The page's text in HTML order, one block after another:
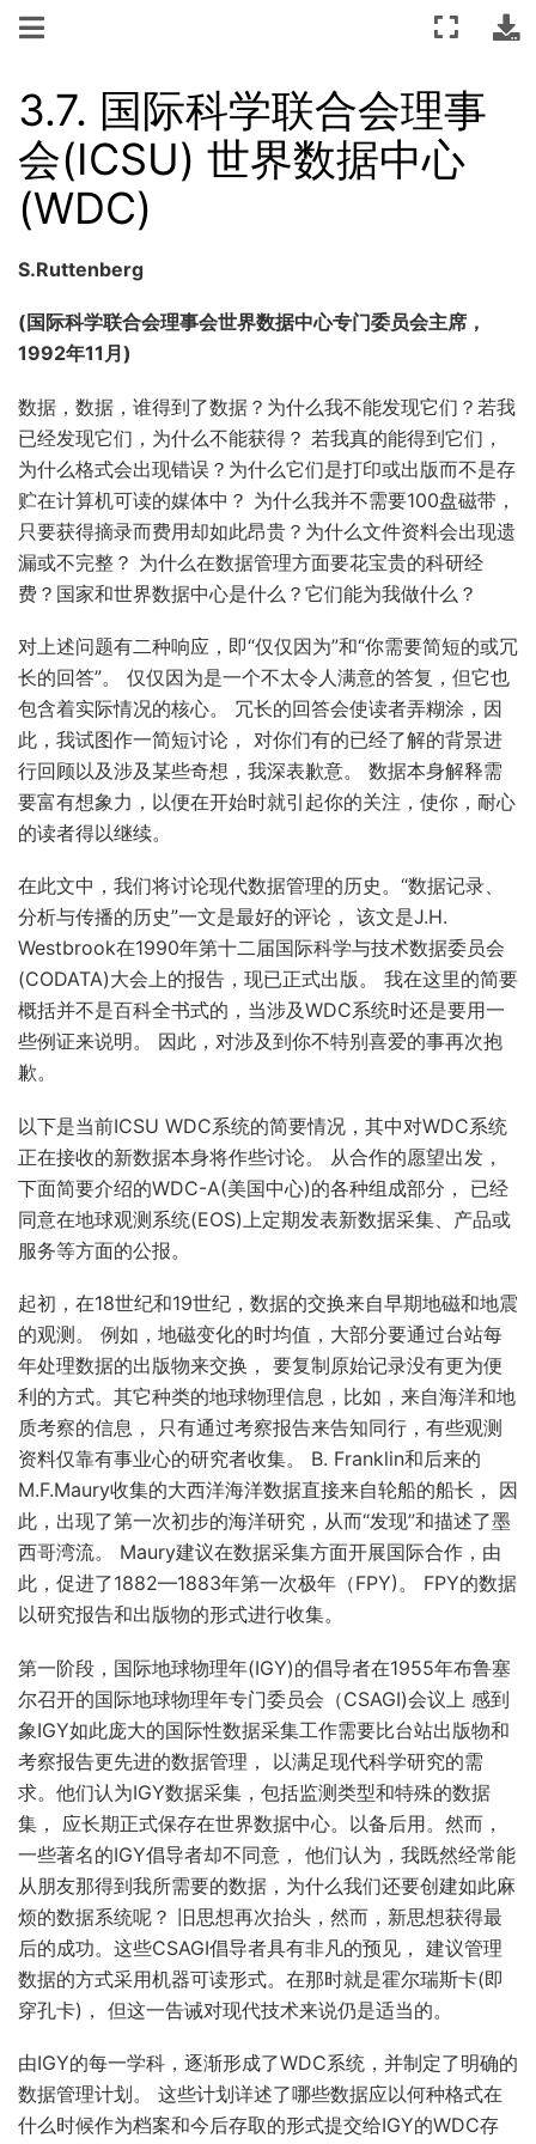
3.7. 国际科学联合会理事
会(ICSU) 世界数据中心
(WDC)
S.Ruttenberg
(国际科学联合会理事会世界数据中心专门委员会主席，
1992年11月)
数据，数据，谁得到了数据？为什么我不能发现它们？若我
已经发现它们，为什么不能获得？ 若我真的能得到它们，
为什么格式会出现错误？为什么它们是打印或出版而不是存
贮在计算机可读的媒体中？ 为什么我并不需要100盘磁带，
只要获得摘录而费用却如此昂贵？为什么文件资料会出现遗
漏或不完整？ 为什么在数据管理方面要花宝贵的科研经
费？国家和世界数据中心是什么？它们能为我做什么？
对上述问题有二种响应，即“仅仅因为”和“你需要简短的或冗
长的回答”。 仅仅因为是一个不太令人满意的答复，但它也
包含着实际情况的核心。 冗长的回答会使读者弄糊涂，因
此，我试图作一简短讨论， 对你们有的已经了解的背景进
行回顾以及涉及某些奇想，我深表歉意。 数据本身解释需
要富有想象力，以便在开始时就引起你的关注，使你，耐心
的读者得以继续。
在此文中，我们将讨论现代数据管理的历史。“数据记录、
分析与传播的历史”一文是最好的评论， 该文是J.H.
Westbrook在1990年第十二届国际科学与技术数据委员会
(CODATA)大会上的报告，现已正式出版。 我在这里的简要
概括并不是百科全书式的，当涉及WDC系统时还是要用一
些例证来说明。 因此，对涉及到你不特别喜爱的事再次抱
歉。
以下是当前ICSU WDC系统的简要情况，其中对WDC系统
正在接收的新数据本身将作些讨论。 从合作的愿望出发，
下面简要介绍的WDC-A(美国中心)的各种组成部分， 已经
同意在地球观测系统(EOS)上定期发表新数据采集、产品或
服务等方面的公报。
起初，在18世纪和19世纪，数据的交换来自早期地磁和地震
的观测。 例如，地磁变化的时均值，大部分要通过台站每
年处理数据的出版物来交换， 要复制原始记录没有更为便
利的方式。其它种类的地球物理信息，比如，来自海洋和地
质考察的信息， 只有通过考察报告来告知同行，有些观测
资料仅靠有事业心的研究者收集。 B. Franklin和后来的
M.F.Maury收集的大西洋海洋数据直接来自轮船的船长， 因
此，出现了第一次初步的海洋研究，从而“发现”和描述了墨
西哥湾流。 Maury建议在数据采集方面开展国际合作，由
此，促进了1882—1883年第一次极年（FPY)。 FPY的数据
以研究报告和出版物的形式进行收集。
第一阶段，国际地球物理年(IGY)的倡导者在1955年布鲁塞
尔召开的国际地球物理年专门委员会（CSAGI)会议上 感到
象IGY如此庞大的国际性数据采集工作需要比台站出版物和
考察报告更先进的数据管理， 以满足现代科学研究的需
求。他们认为IGY数据采集，包括监测类型和特殊的数据
集， 应长期正式保存在世界数据中心。以备后用。然而，
一些著名的IGY倡导者却不同意， 他们认为，我既然经常能
从朋友那得到我所需要的数据，为什么我们还要创建如此麻
烦的数据系统呢？ 旧思想再次抬头，然而，新思想获得最
后的成功。这些CSAGI倡导者具有非凡的预见， 建议管理
数据的方式采用机器可读形式。在那时就是霍尔瑞斯卡(即
穿孔卡)， 但这一告诫对现代技术来说仍是适当的。
由IGY的每一学科，逐渐形成了WDC系统，并制定了明确的
数据管理计划。 这些计划详述了哪些数据应以何种格式在
什么时候作为档案和今后存取的形式提交给IGY的WDC存